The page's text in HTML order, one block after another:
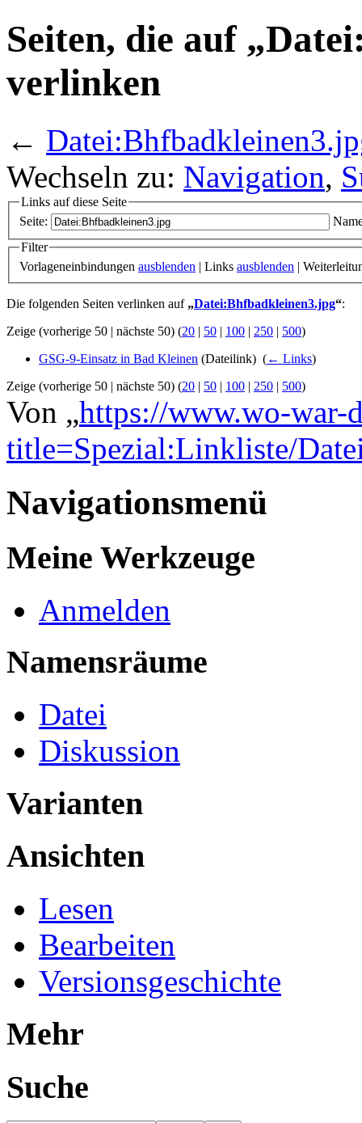
Seiten, die auf
verlinken
←
Wechseln zu: Navigation,
Links auf diese Seite
Seite:
Filter
Vorlageneinbindungen ausblenden | Links ausblenden |
Die folgenden Seiten verlinken auf „Datei:Bhfbadkleinen3.jpg“:
Zeige (vorherige 50 | nächste 50) (20 | 50 | 100 | 250 | 500)
GSG-9-Einsatz in Bad Kleinen (Dateilink) ‎ (← Links)
Zeige (vorherige 50 | nächste 50) (20 | 50 | 100 | 250 | 500)
Von „https://www.wo-war-
title=Spezial:Linkliste/
Navigationsmenü
Meine Werkzeuge
Anmelden
Namensräume
Datei
Diskussion
Varianten
Ansichten
Lesen
Bearbeiten
Versionsgeschichte
Mehr
Suche